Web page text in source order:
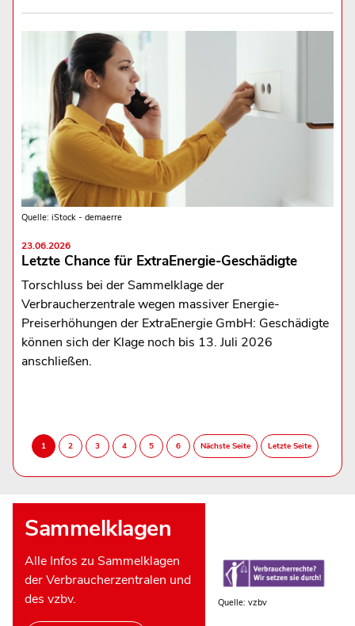
Quelle: iStock - demaerre
23.06.2026
Letzte Chance für ExtraEnergie-Geschädigte
Torschluss bei der Sammelklage der
Verbraucherzentrale wegen massiver Energie-
Preiserhöhungen der ExtraEnergie GmbH: Geschädigte
können sich der Klage noch bis 13. Juli 2026
anschließen.
Sammelklagen
Alle Infos zu Sammelklagen
der Verbraucherzentralen und
des vzbv.
Quelle: vzbv